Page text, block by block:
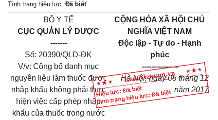
Tình trạng hiệu lực: Đã biết
Hiệu lực: Đã biết
Tình trạng hiệu lực: Đã biết
BỘ Y TẾ
CỤC QUẢN LÝ DƯỢC
-------
Số: 20390/QLD-ĐK
V/v: Công bố danh mục
nguyên liệu làm thuốc được
nhập khẩu không phải thực
hiện việc cấp phép nhập
khẩu của thuốc trong nước
CỘNG HÒA XÃ HỘI CHỦ
NGHĨA VIỆT NAM
Độc lập - Tự do - Hạnh
phúc
---------------
Hà Nội, ngày 05 tháng 12
năm 2017